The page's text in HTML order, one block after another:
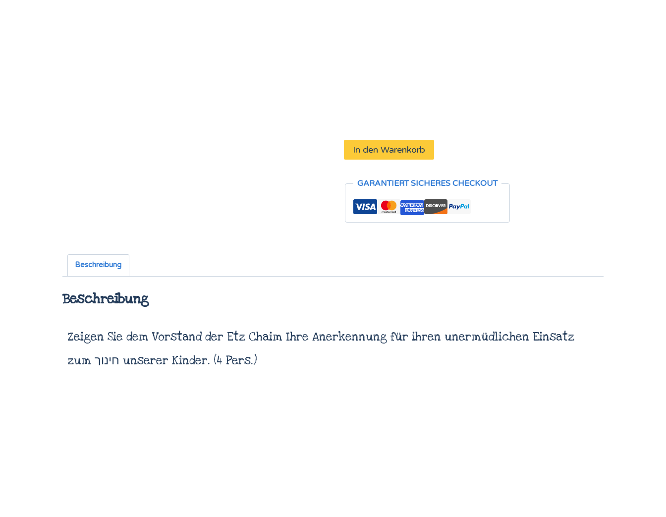
In den Warenkorb
GARANTIERT SICHERES CHECKOUT
Beschreibung
Beschreibung
Zeigen Sie dem Vorstand der Etz Chaim Ihre Anerkennung für ihren unermüdlichen Einsatz
zum חינוך unserer Kinder. (4 Pers.)